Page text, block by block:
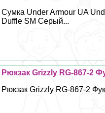
Сумка Under Armour UA
Duffle SM Серый...
Рюкзак Grizzly RG-867-2
Рюкзак Grizzly RG-867-2